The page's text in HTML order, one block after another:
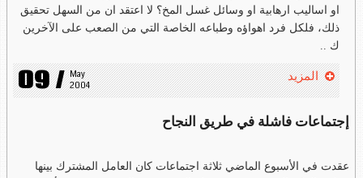
او اساليب ارهابية او وسائل غسل المخ؟ لا اعتقد ان من السهل تحقيق
ذلك، فلكل فرد اهواؤه وطباعه الخاصة التي من الصعب على الآخرين
ك ..
09 / May
2004
المزيد
إجتماعات فاشلة في طريق النجاح
عقدت في الأسبوع الماضي ثلاثة اجتماعات كان العامل المشترك بينها